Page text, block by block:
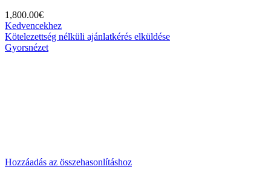
1,800.00€
Kedvencekhez
Kötelezettség nélküli ajánlatkérés elküldése
Gyorsnézet
Hozzáadás az összehasonlításhoz